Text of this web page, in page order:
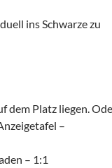
ins Schwarze zu
dem Platz liegen.
–
– 1:1